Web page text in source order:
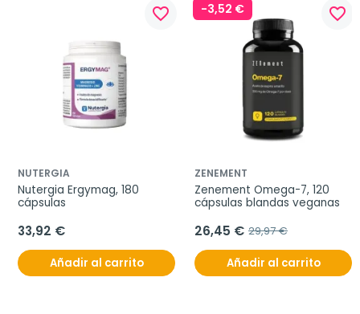
favorite_border
NUTERGIA
Nutergia Ergymag, 180
cápsulas
33,92 €
Añadir al carrito
-3,52 € favorite_border
ZENEMENT
Zenement Omega-7, 120
cápsulas blandas veganas
26,45 € 29,97 €
Añadir al carrito